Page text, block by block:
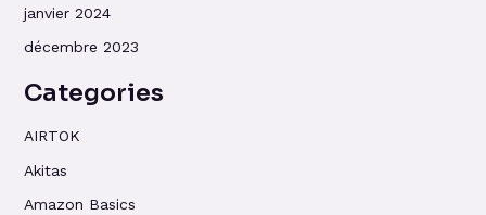
janvier 2024
décembre 2023
Categories
AIRTOK
Akitas
Amazon Basics